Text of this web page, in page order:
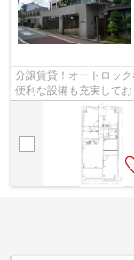
分譲賃貸！オートロッ
便利な設備も充実して
なっており